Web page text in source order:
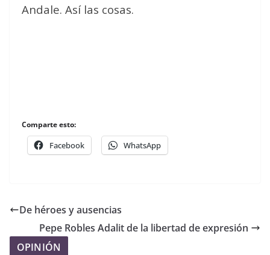
Andale. Así las cosas.
Comparte esto:
Facebook WhatsApp
De héroes y ausencias
Pepe Robles Adalit de la libertad de expresión
OPINIÓN